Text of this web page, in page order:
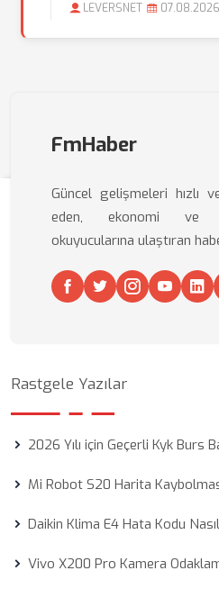
LEVERSNET 07.08.2026
FmHaber
Güncel gelişmeleri hızlı
eden, ekonomi ve
okuyucularına ulaştıran
Rastgele Yazılar
2026 Yılı için Geçerli Kyk Burs
Mi Robot S20 Harita
Daikin Klima E4 Hata Kodu Nasıl
Vivo X200 Pro Kamera